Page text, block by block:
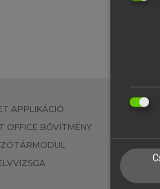
APPLIKÁCIÓ
OFFICE BŐVÍTMÉNY
EGYÉNI